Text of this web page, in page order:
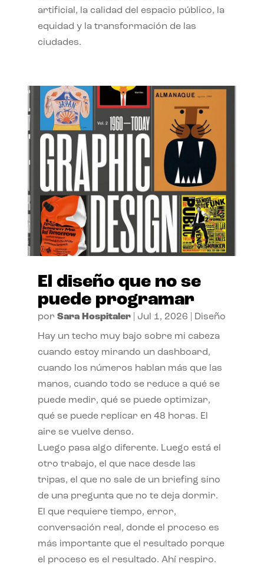
artificial, la calidad del espacio público, la
equidad y la transformación de las
ciudades.
El diseño que no se
puede programar
por Sara Hospitaler| Jul 1, 2026 Diseño
Hay un techo muy bajo sobre mi cabeza
cuando estoy mirando un dashboard,
cuando los números hablan más que las
manos, cuando todo se reduce a qué se
puede medir, qué se puede optimizar,
qué se puede replicar en 48 horas. El
aire se vuelve denso.
Luego pasa algo diferente. Luego está el
otro trabajo, el que nace desde las
tripas, el que no sale de un briefing sino
de una pregunta que no te deja dormir.
El que requiere tiempo, error,
conversación real, donde el proceso es
más importante que el resultado porque
el proceso es el resultado. Ahí respiro.